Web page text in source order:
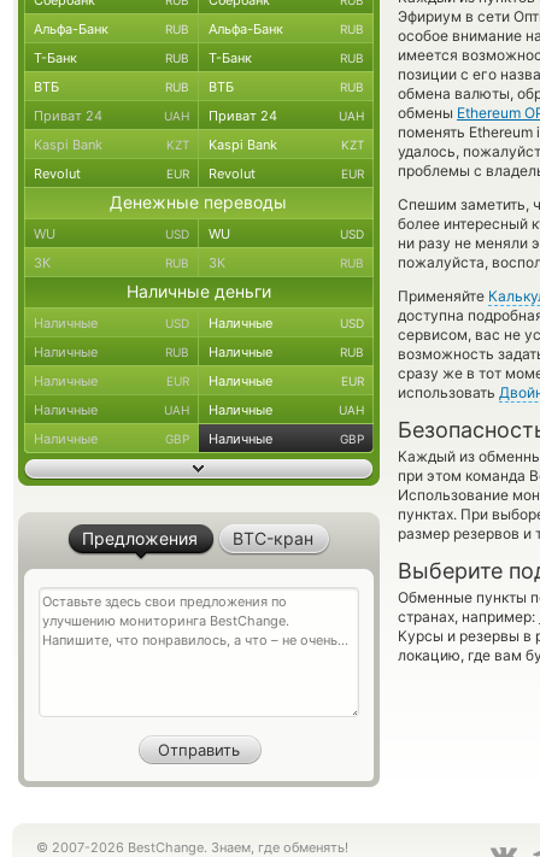
Эфириум в сети
особое внимание
имеется
позиции с его
обмена валюты,
обмены Ethereum
поменять
удалось,
проблемы с
Спешим заметить,
более интересный
ни разу не меняли
пожалуйста,
Применяйте
доступна
сервисом, вас не
возможность
сразу же в тот
использовать
Каждый из
при этом команда
Использование
пунктах. При
размер резервов и
Выберите
Обменные пункты
странах, например:
Курсы и резервы в
локацию, где вам
Альфа-Банк RUB Альфа-Банк RUB
Т-Банк RUB Т-Банк RUB
ВТБ RUB ВТБ RUB
Приват 24 UAH Приват 24 UAH
Kaspi Bank KZT Kaspi Bank KZT
Revolut EUR Revolut EUR
Денежные переводы
WU USD WU USD
ЗК RUB ЗК RUB
Наличные деньги
Наличные USD Наличные USD
Наличные RUB Наличные RUB
Наличные EUR Наличные EUR
Наличные UAH Наличные UAH
Наличные GBP Наличные GBP
Предложения BTC-кран
© 2007-2026 BestChange. Знаем, где обменять!